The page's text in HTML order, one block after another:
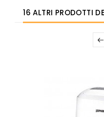
16 ALTRI PRODOTTI